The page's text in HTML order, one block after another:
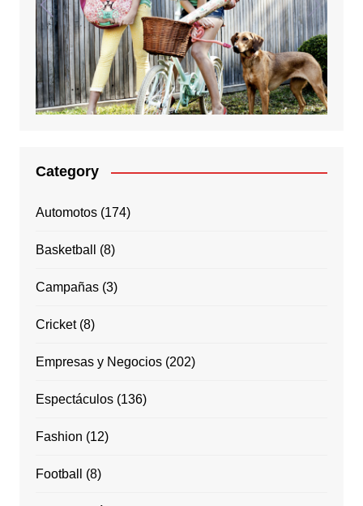
Category
Automotos(174)
Basketball (8)
Campañas(3)
Cricket(8)
Empresas y Negocios(202)
Espectáculos(136)
Fashion (12)
Football (8)